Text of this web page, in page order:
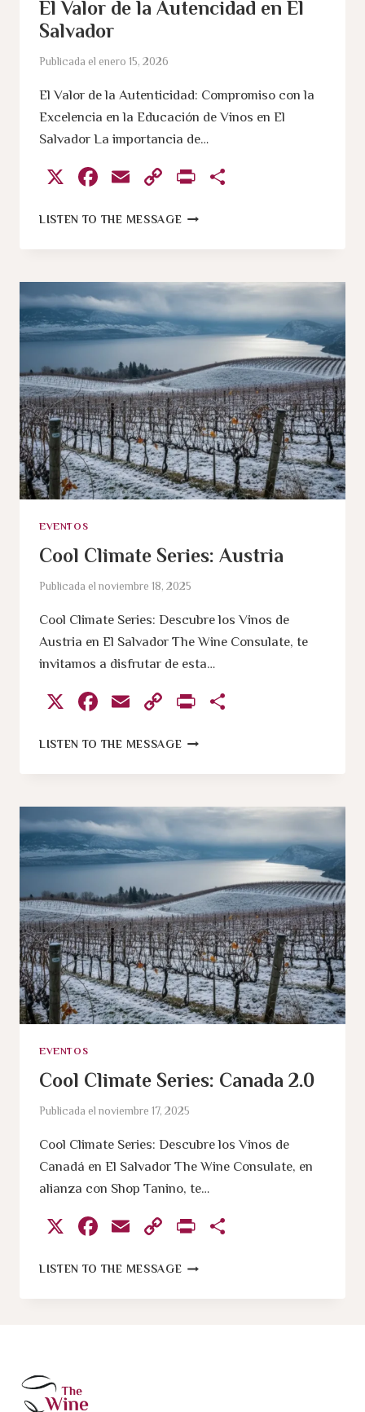
El Valor de la Autencidad en El
Salvador
Publicada el enero 15, 2026
El Valor de la Autenticidad: Compromiso con la
Excelencia en la Educación de Vinos en El
Salvador La importancia de…
X Facebook
EmailCopyPrint
LISTEN TO THE MESSAGE EL
DE
AUTENCIDAD
EL
SALVADOR
EVENTOS
Cool Climate Series: Austria
Publicada el noviembre 18, 2025
Cool Climate Series: Descubre los Vinos de
Austria en El Salvador The Wine Consulate, te
invitamos a disfrutar de esta…
X Facebook
EmailCopyPrint
LISTEN TO THE MESSAGE COOL
SERIES:
EVENTOS
Cool Climate Series: Canada 2.0
Publicada el noviembre 17, 2025
Cool Climate Series: Descubre los Vinos de
Canadá en El Salvador The Wine Consulate, en
alianza con Shop Tanino, te…
X Facebook
EmailCopyPrint
LISTEN TO THE MESSAGE COOL
SERIES: